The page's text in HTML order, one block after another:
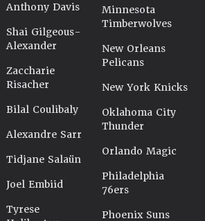
Anthony Davis
Shai Gilgeous-
Alexander
Zaccharie
Risacher
Bilal Coulibaly
Alexandre Sarr
Tidjane Salaün
Joel Embiid
Tyrese
Minnesota
Timberwolves
New Orleans
Pelicans
New York Knicks
Oklahoma City
Thunder
Orlando Magic
Philadelphia
76ers
Phoenix Suns